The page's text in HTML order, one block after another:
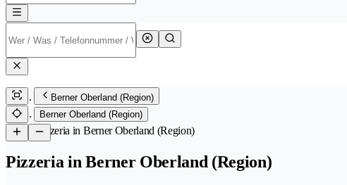
Berner Oberland (Region)
Berner Oberland (Region)
/Pizzeria in Berner Oberland (Region)
Pizzeria in Berner Oberland (Region)